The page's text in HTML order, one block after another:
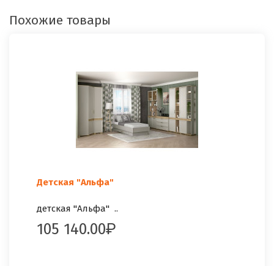
Похожие товары
Детская "Альфа"
детская "Альфа" ..
105 140.00